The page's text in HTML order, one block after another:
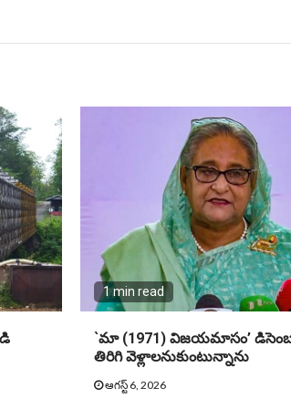
1 min read
`మా (1971) విజయమాసం’
తిరిగి వెళ్లాలనుకుంటున్నాను
ఆగస్ట్ 6, 2026